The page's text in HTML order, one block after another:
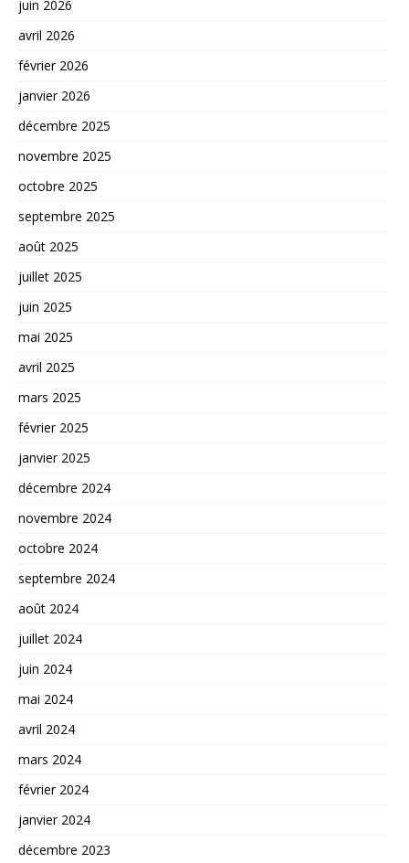
juin 2026
avril 2026
février 2026
janvier 2026
décembre 2025
novembre 2025
octobre 2025
septembre 2025
août 2025
juillet 2025
juin 2025
mai 2025
avril 2025
mars 2025
février 2025
janvier 2025
décembre 2024
novembre 2024
octobre 2024
septembre 2024
août 2024
juillet 2024
juin 2024
mai 2024
avril 2024
mars 2024
février 2024
janvier 2024
décembre 2023